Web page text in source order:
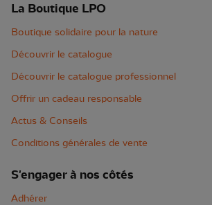
La Boutique LPO
Boutique solidaire pour la nature
Découvrir le catalogue
Découvrir le catalogue professionnel
Offrir un cadeau responsable
Actus & Conseils
Conditions générales de vente
S'engager à nos côtés
Adhérer